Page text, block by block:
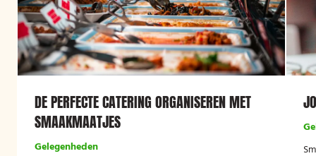
DE PERFECTE CATERING ORGANISEREN MET
SMAAKMAATJES
Gelegenheden